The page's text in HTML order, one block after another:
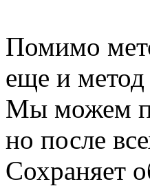
Помимо
еще и метод
Мы можем
но после
Сохраняет